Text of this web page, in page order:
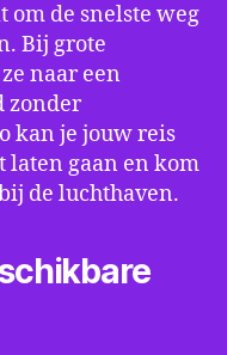
de snelste weg
Bij grote
naar een
zonder
kan je jouw reis
laten gaan en kom
de luchthaven.